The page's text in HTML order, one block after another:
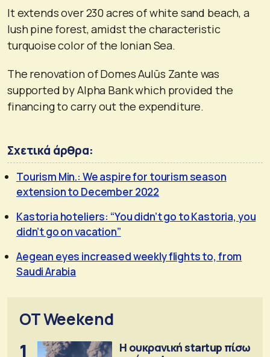
It extends over 230 acres of white sand beach, a
lush pine forest, amidst the characteristic
turquoise color of the Ionian Sea.
The renovation of Domes Aulūs Zante was
supported by Alpha Bank which provided the
financing to carry out the expenditure.
Σχετικά άρθρα:
Tourism Min.: We aspire for tourism season
extension to December 2022
Kastoria hoteliers: “You didn’t go to Kastoria, you
didn’t go on vacation”
Aegean eyes increased weekly flights to, from
Saudi Arabia
OT Weekend
1
Η ουκρανική startup πίσω